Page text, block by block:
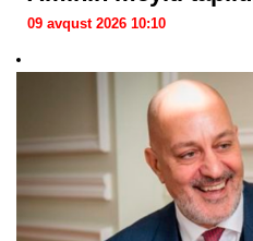
09 avqust 2026 10:10